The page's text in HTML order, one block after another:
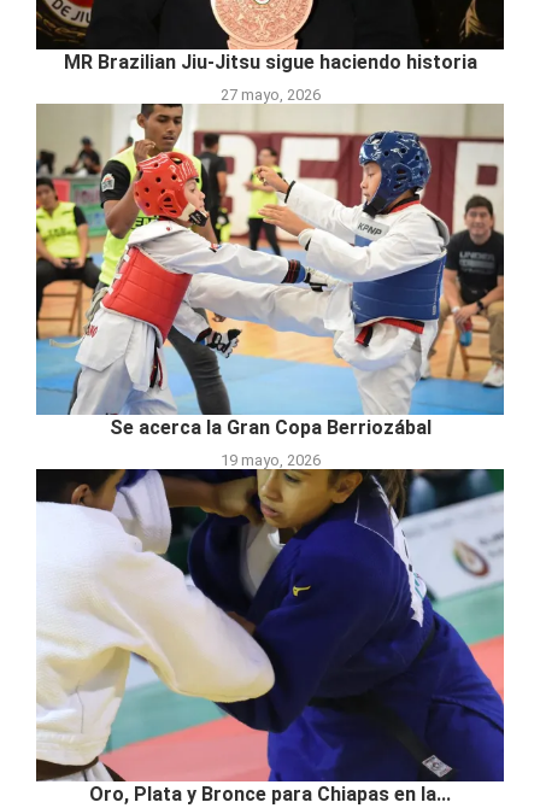
MR Brazilian Jiu-Jitsu sigue haciendo historia
27 mayo, 2026
Se acerca la Gran Copa Berriozábal
19 mayo, 2026
Oro, Plata y Bronce para Chiapas en la...